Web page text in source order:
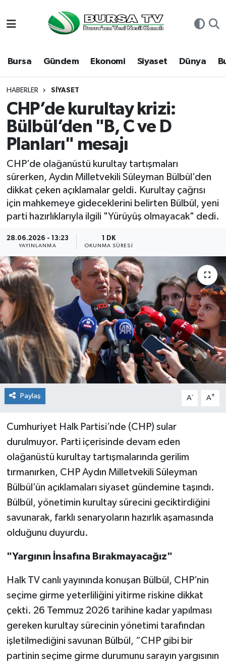
Bursa Gündem Ekonomi Siyaset Dünya
HABERLER SIYASET
CHP’de kurultay krizi:
Bülbül’den "B, C ve D
Planları" mesajı
CHP’de olağanüstü kurultay tartışmaları
sürerken, Aydın Milletvekili Süleyman Bülbül’den
dikkat çeken açıklamalar geldi. Kurultay çağrısı
için mahkemeye gideceklerini belirten Bülbül, yeni
parti hazırlıklarıyla ilgili "Yürüyüş olmayacak" dedi.
28.06.2026 - 13:23
YAYINLANMA
1 DK
OKUNMA SÜRESI
Paylaş A- A+
Cumhuriyet Halk Partisi’nde (CHP) sular
durulmuyor. Parti içerisinde devam eden
olağanüstü kurultay tartışmalarında gerilim
tırmanırken, CHP Aydın Milletvekili Süleyman
Bülbül’ün açıklamaları siyaset gündemine taşındı.
Bülbül, yönetimin kurultay sürecini geciktirdiğini
savunarak, farklı senaryoların hazırlık aşamasında
olduğunu duyurdu.
"Yargının İnsafına Bırakmayacağız"
Halk TV canlı yayınında konuşan Bülbül, CHP’nin
seçime girme yeterliliğini yitirme riskine dikkat
çekti. 26 Temmuz 2026 tarihine kadar yapılması
gereken kurultay sürecinin yönetimi tarafından
işletilmediğini savunan Bülbül, “CHP gibi bir
partinin seçime girme durumunu sarayın yargısının
Bursa
Dünya
Eğitim
Ekonomi
Genel
Gündem
Magazin
Sağlık
Siyaset
Spor
Teknoloji
Türkiye
Hava Durumu
Namaz Vakitleri
Trafik Durumu
Süper Lig Puan Durumu ve Fikstür
Tüm Manşetler
Son Dakika Haberleri
Haber Arşivi